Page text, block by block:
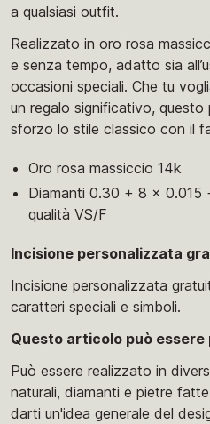
a qualsiasi outfit.
Realizzato in oro rosa
e senza tempo, adatto sia
occasioni speciali. Che tu
un regalo significativo,
sforzo lo stile classico con il
Oro rosa massiccio 14k
Diamanti 0.30 + 8 x
qualità VS/F
Incisione personalizzata
Incisione personalizzata
caratteri speciali e simboli.
Questo articolo può
Può essere realizzato in
naturali, diamanti e pietre
darti un'idea generale del